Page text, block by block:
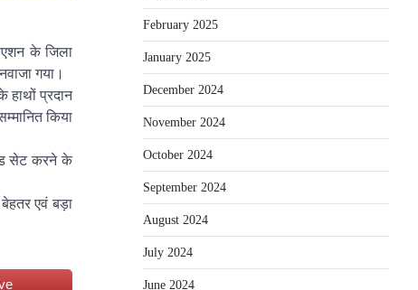
के जिला
गया।
हाथों प्रदान
किया
सेट करने के
एवं बड़ा
February 2025
January 2025
December 2024
November 2024
October 2024
September 2024
August 2024
July 2024
June 2024